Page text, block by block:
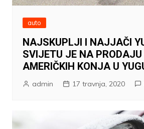
auto
NAJSKUPLJI I NAJJAČI
SVIJETU JE NA
AMERIČKIH KONJA U
admin 17 travnja, 2020